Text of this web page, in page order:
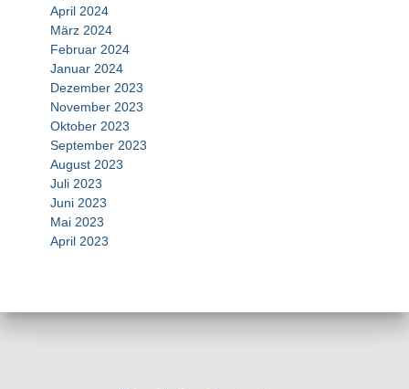
April 2024
März 2024
Februar 2024
Januar 2024
Dezember 2023
November 2023
Oktober 2023
September 2023
August 2023
Juli 2023
Juni 2023
Mai 2023
April 2023